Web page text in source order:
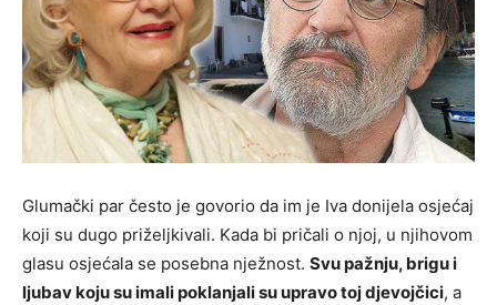
Glumački par često je govorio da im je Iva donijela osjećaj
koji su dugo priželjkivali. Kada bi pričali o njoj, u njihovom
glasu osjećala se posebna nježnost. Svu pažnju, brigu i
ljubav koju su imali poklanjali su upravo toj djevojčici, a